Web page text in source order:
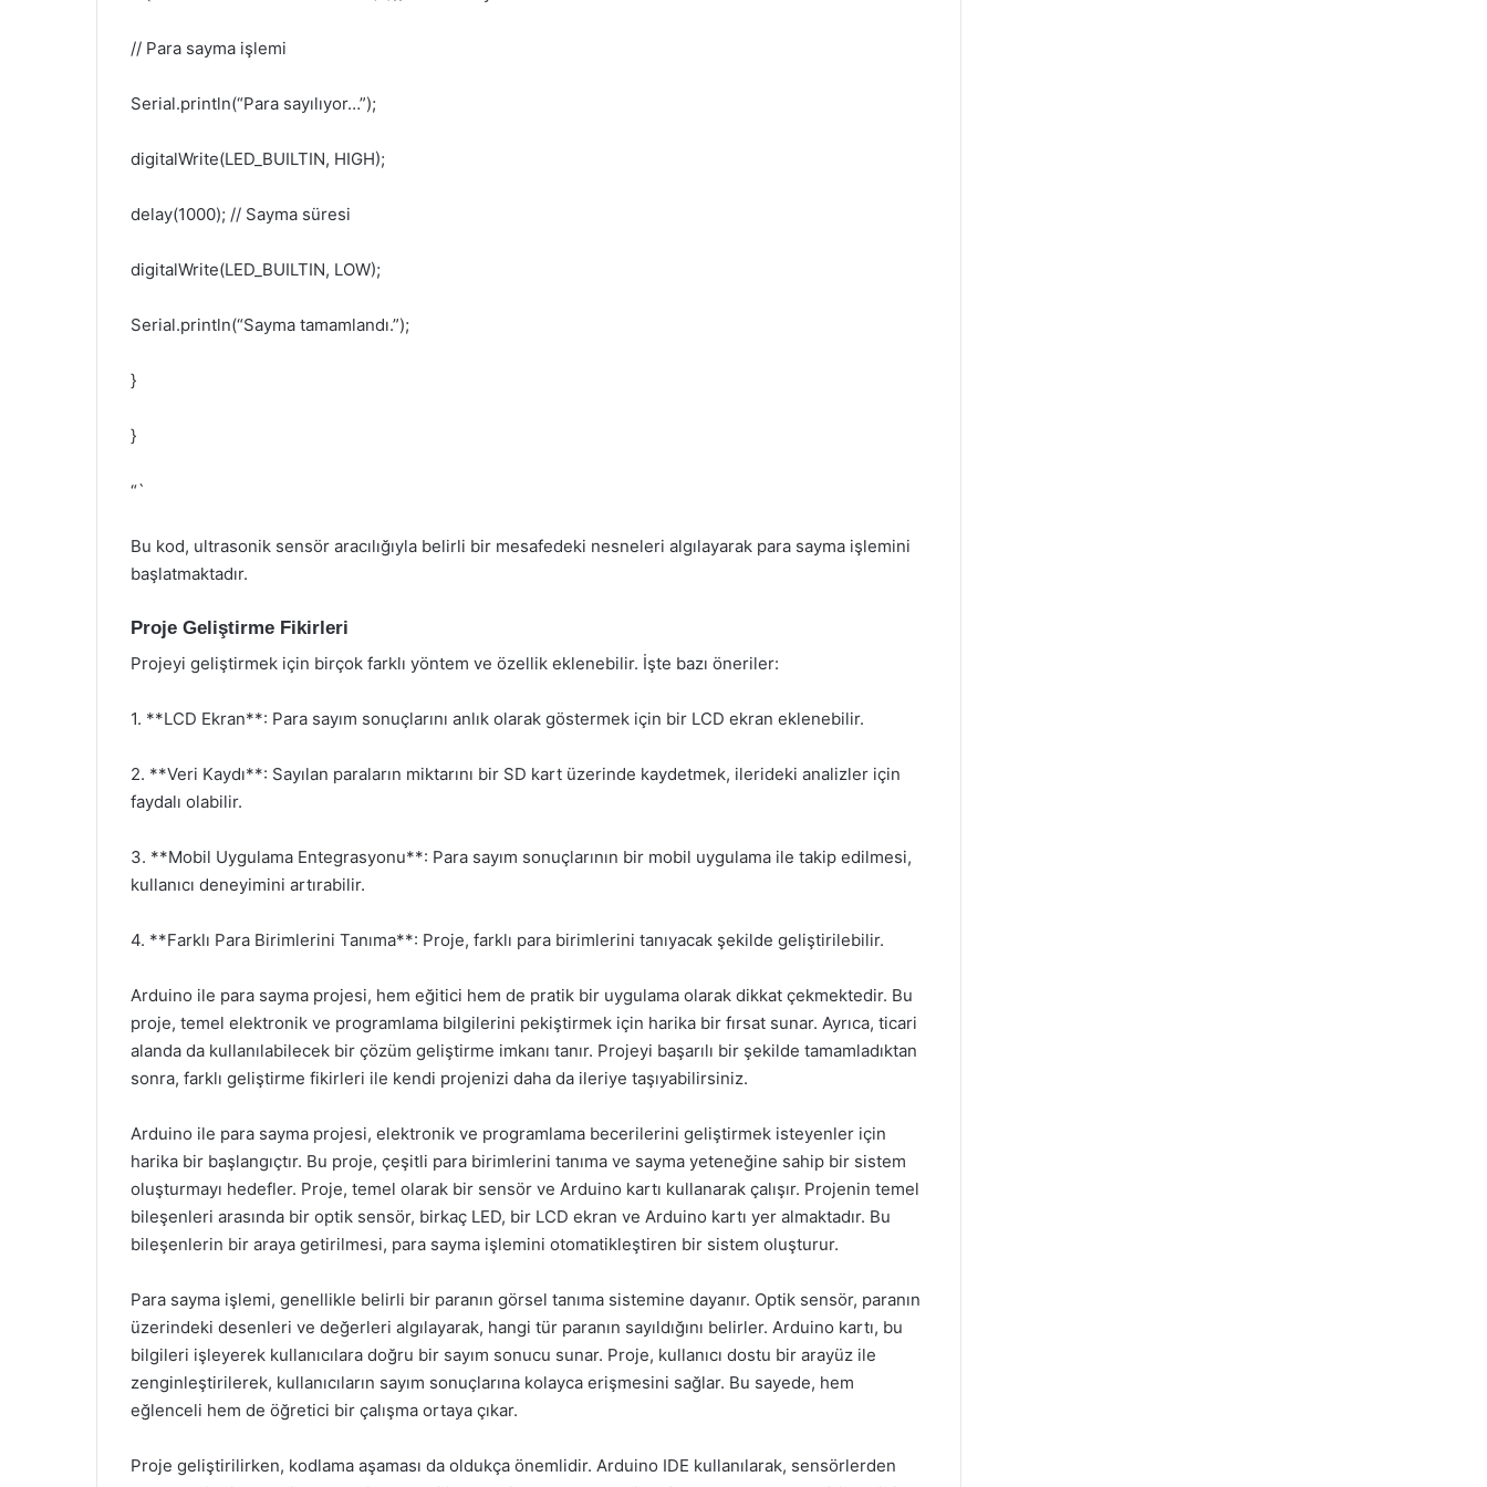
// Para sayma işlemi
Serial.println(“Para sayılıyor…”);
digitalWrite(LED_BUILTIN, HIGH);
delay(1000); // Sayma süresi
digitalWrite(LED_BUILTIN, LOW);
Serial.println(“Sayma tamamlandı.”);
}
}
“`
Bu kod, ultrasonik sensör aracılığıyla belirli bir mesafedeki nesneleri algılayarak para sayma işlemini
başlatmaktadır.
Proje Geliştirme Fikirleri
Projeyi geliştirmek için birçok farklı yöntem ve özellik eklenebilir. İşte bazı öneriler:
1. **LCD Ekran**: Para sayım sonuçlarını anlık olarak göstermek için bir LCD ekran eklenebilir.
2. **Veri Kaydı**: Sayılan paraların miktarını bir SD kart üzerinde kaydetmek, ilerideki analizler için
faydalı olabilir.
3. **Mobil Uygulama Entegrasyonu**: Para sayım sonuçlarının bir mobil uygulama ile takip edilmesi,
kullanıcı deneyimini artırabilir.
4. **Farklı Para Birimlerini Tanıma**: Proje, farklı para birimlerini tanıyacak şekilde geliştirilebilir.
Arduino ile para sayma projesi, hem eğitici hem de pratik bir uygulama olarak dikkat çekmektedir. Bu
proje, temel elektronik ve programlama bilgilerini pekiştirmek için harika bir fırsat sunar. Ayrıca, ticari
alanda da kullanılabilecek bir çözüm geliştirme imkanı tanır. Projeyi başarılı bir şekilde tamamladıktan
sonra, farklı geliştirme fikirleri ile kendi projenizi daha da ileriye taşıyabilirsiniz.
Arduino ile para sayma projesi, elektronik ve programlama becerilerini geliştirmek isteyenler için
harika bir başlangıçtır. Bu proje, çeşitli para birimlerini tanıma ve sayma yeteneğine sahip bir sistem
oluşturmayı hedefler. Proje, temel olarak bir sensör ve Arduino kartı kullanarak çalışır. Projenin temel
bileşenleri arasında bir optik sensör, birkaç LED, bir LCD ekran ve Arduino kartı yer almaktadır. Bu
bileşenlerin bir araya getirilmesi, para sayma işlemini otomatikleştiren bir sistem oluşturur.
Para sayma işlemi, genellikle belirli bir paranın görsel tanıma sistemine dayanır. Optik sensör, paranın
üzerindeki desenleri ve değerleri algılayarak, hangi tür paranın sayıldığını belirler. Arduino kartı, bu
bilgileri işleyerek kullanıcılara doğru bir sayım sonucu sunar. Proje, kullanıcı dostu bir arayüz ile
zenginleştirilerek, kullanıcıların sayım sonuçlarına kolayca erişmesini sağlar. Bu sayede, hem
eğlenceli hem de öğretici bir çalışma ortaya çıkar.
Proje geliştirilirken, kodlama aşaması da oldukça önemlidir. Arduino IDE kullanılarak, sensörlerden